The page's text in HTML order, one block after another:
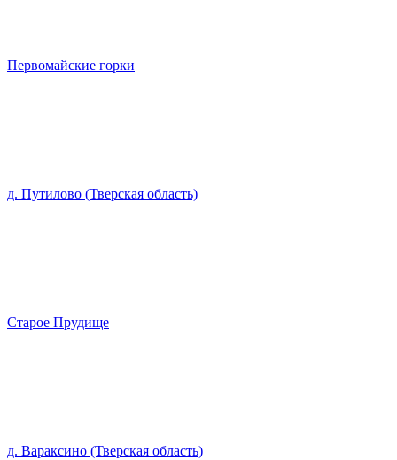
Первомайские горки
д. Путилово (Тверская область)
Старое Прудище
д. Вараксино (Тверская область)